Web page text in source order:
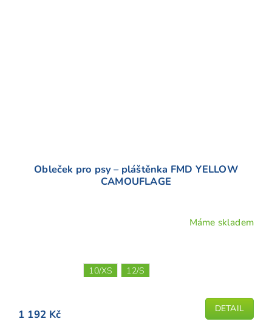
Obleček pro psy – pláštěnka FMD YELLOW
CAMOUFLAGE
Máme skladem
1 192 Kč DETAIL
10/XS 12/S